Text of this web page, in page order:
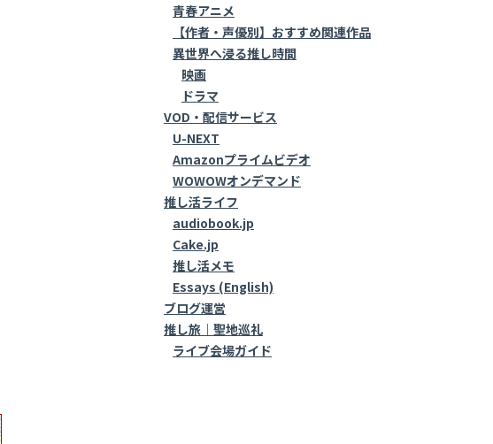
青春アニメ
【作者・声優別】おすすめ関連作品
異世界へ浸る推し時間
映画
ドラマ
VOD・配信サービス
U-NEXT
Amazonプライムビデオ
WOWOWオンデマンド
推し活ライフ
audiobook.jp
Cake.jp
推し活メモ
Essays (English)
ブログ運営
推し旅｜聖地巡礼
ライブ会場ガイド